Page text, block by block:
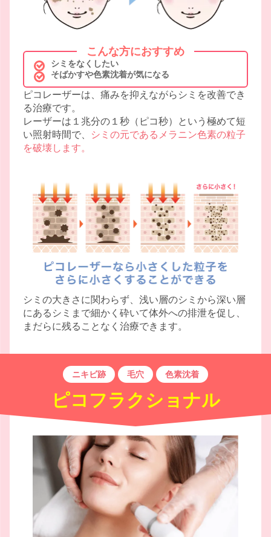
ピコレーザーは、痛みを抑えながらシミを改善でき
る治療です。
レーザーは１兆分の１秒（ピコ秒）という極めて短
い照射時間で、 シミの元であるメラニン色素の粒子
を破壊します。
こんな方におすすめ
シミをなくしたい
そばかすや色素沈着が気になる
シミの大きさに関わらず、浅い層のシミから深い層
にあるシミまで細かく砕いて体外への排泄を促し、
まだらに残ることなく治療できます。
ニキビ跡 毛穴 色素沈着
ピコフラクショナル